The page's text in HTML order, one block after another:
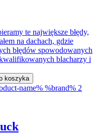
te największe błędy,
na dachach, gdzie
błędów spowodowanych
blacharzy i
koszyka